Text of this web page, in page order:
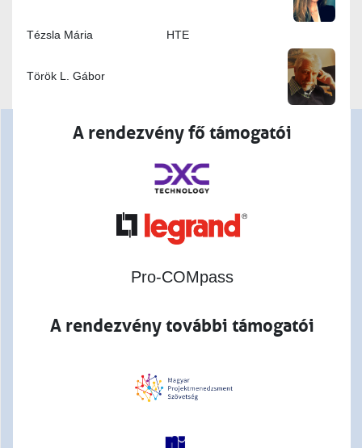
Tézsla Mária HTE
Török L. Gábor
A rendezvény fő támogatói
Pro-COMpass
A rendezvény további támogatói